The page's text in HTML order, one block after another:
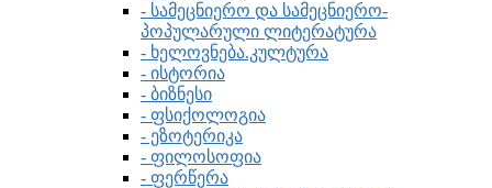
- სამეცნიერო და სამეცნიერო-
პოპულარული ლიტერატურა
- ხელოვნება.კულტურა
- ისტორია
- ბიზნესი
- ფსიქოლოგია
- ეზოტერიკა
- ფილოსოფია
- ფერწერა